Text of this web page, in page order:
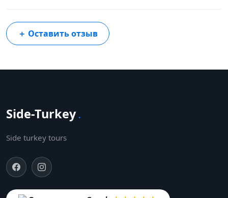
＋ Оставить отзыв
Side-Turkey.
Side turkey tours